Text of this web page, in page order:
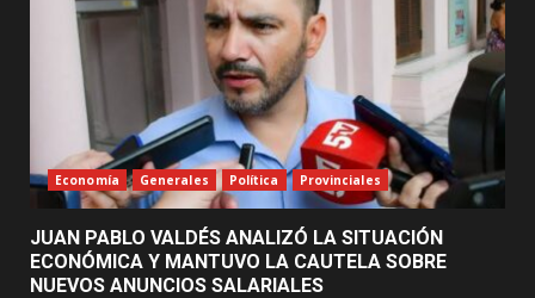
Economía Generales Política Provinciales
JUAN PABLO VALDÉS ANALIZÓ LA SITUACIÓN
ECONÓMICA Y MANTUVO LA CAUTELA SOBRE
NUEVOS ANUNCIOS SALARIALES